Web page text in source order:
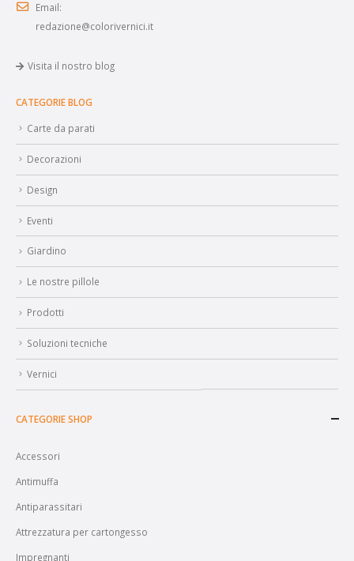
Email:
redazione@colorivernici.it
Visita il nostro blog
CATEGORIE BLOG
Carte da parati
Decorazioni
Design
Eventi
Giardino
Le nostre pillole
Prodotti
Soluzioni tecniche
Vernici
CATEGORIE SHOP
Accessori
Antimuffa
Antiparassitari
Attrezzatura per cartongesso
Impregnanti